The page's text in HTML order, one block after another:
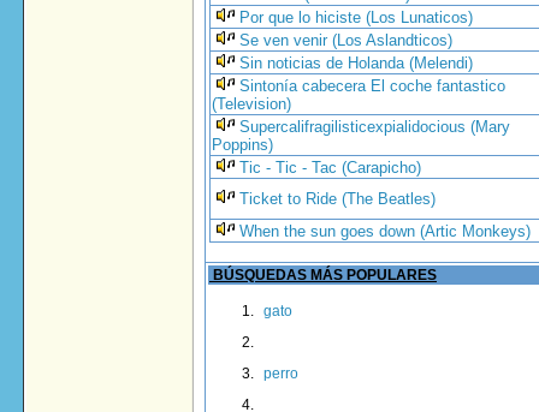
Por que lo hiciste (Los Lunaticos)
Se ven venir (Los Aslandticos)
Sin noticias de Holanda (Melendi)
Sintonía cabecera El coche fantastico
(Television)
Supercalifragilisticexpialidocious (Mary
Poppins)
Tic - Tic - Tac (Carapicho)
Ticket to Ride (The Beatles)
When the sun goes down (Artic Monkeys)
BÚSQUEDAS MÁS POPULARES
gato
perro